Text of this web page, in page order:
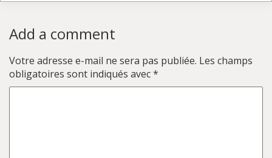
Add a comment
Votre adresse e-mail ne sera pas publiée. Les champs
obligatoires sont indiqués avec*